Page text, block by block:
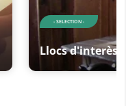
- SELECTION -
Llocs d'interès